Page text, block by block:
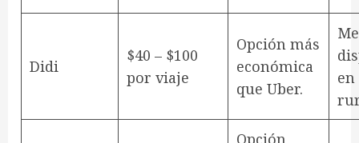
Didi
$40 – $100
por viaje
Opción más
económica
que Uber.
en
Opción